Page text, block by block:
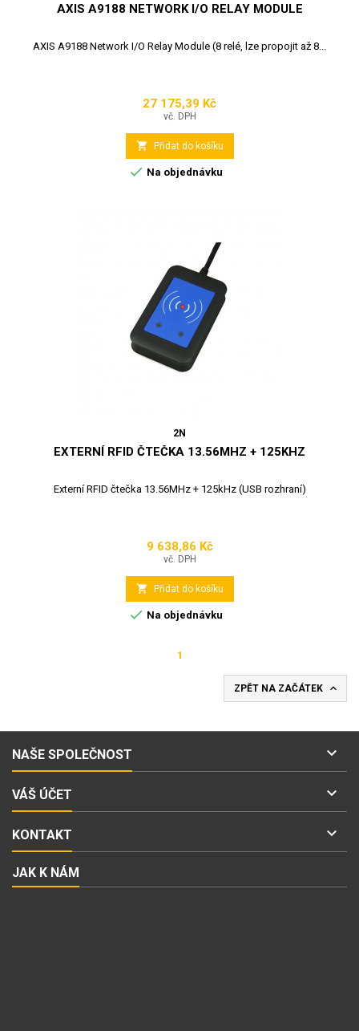
AXIS A9188 NETWORK I/O RELAY MODULE
AXIS A9188 Network I/O Relay Module (8 relé, lze propojit až 8...
Cena
27 175,39 Kč
vč. DPH
 Přidat do košíku
 Na objednávku
2N
EXTERNÍ RFID ČTEČKA 13.56MHZ + 125KHZ
Externí RFID čtečka 13.56MHz + 125kHz (USB rozhraní)
Cena
9 638,86 Kč
vč. DPH
 Přidat do košíku
 Na objednávku
1
ZPĚT NA ZAČÁTEK 
NAŠE SPOLEČNOST 
VÁŠ ÚČET 
KONTAKT 
JAK K NÁM